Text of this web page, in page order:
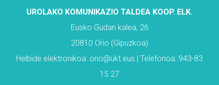
UROLAKO KOMUNIKAZIO TALDEA KOOP. ELK.
Eusko Gudari kalea, 26
20810 Orio (Gipuzkoa)
Helbide elektronikoa: orio@ukt.eus | Telefonoa: 943-83
15 27